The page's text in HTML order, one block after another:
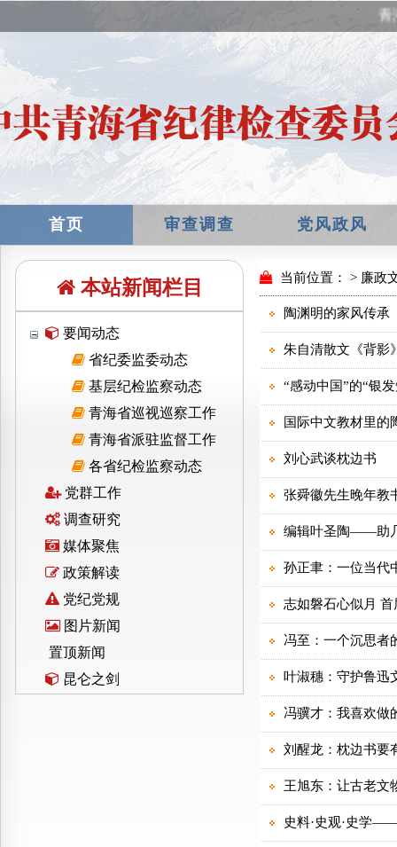
青
首页 审查调查 党风政风
本站新闻栏目
要闻动态
省纪委监委动态
基层纪检监察动态
青海省巡视巡察工作
青海省派驻监督工作
各省纪检监察动态
党群工作
调查研究
媒体聚焦
政策解读
党纪党规
图片新闻
置顶新闻
昆仑之剑